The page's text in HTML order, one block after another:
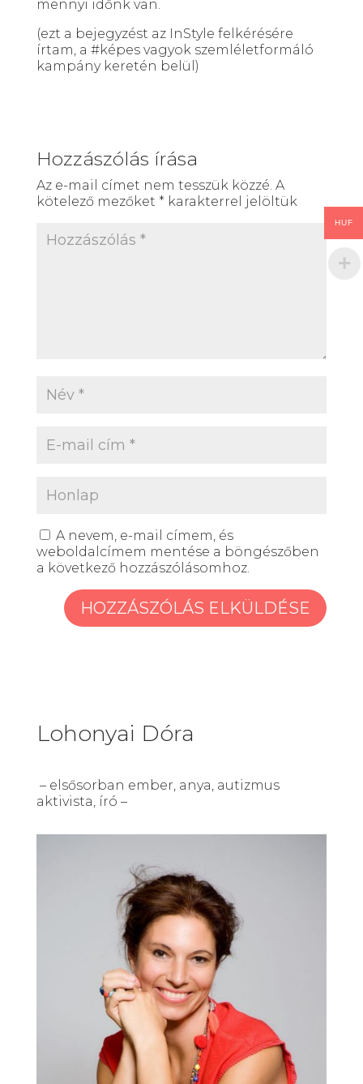
mennyi időnk van.
(ezt a bejegyzést az InStyle felkérésére
írtam, a #képes vagyok szemléletformáló
kampány keretén belül)
Hozzászólás írása
Az e-mail címet nem tesszük közzé. A
kötelező mezőket * karakterrel jelöltük
A nevem, e-mail címem, és
weboldalcímem mentése a böngészőben
a következő hozzászólásomhoz.
Lohonyai Dóra
– elsősorban ember, anya, autizmus
aktivista, író –
HUF